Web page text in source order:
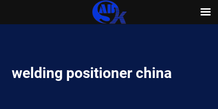
welding positioner china